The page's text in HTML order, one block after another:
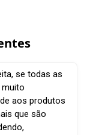
se todas as
aos produtos
que são